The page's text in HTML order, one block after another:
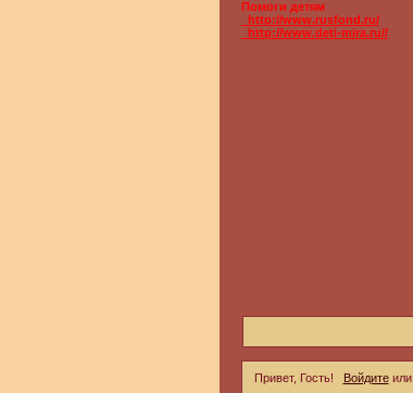
Помоги детям
_http://www.rusfond.ru/
_http://www.deti-mira.ru//
Привет, Гость! Войдитеили